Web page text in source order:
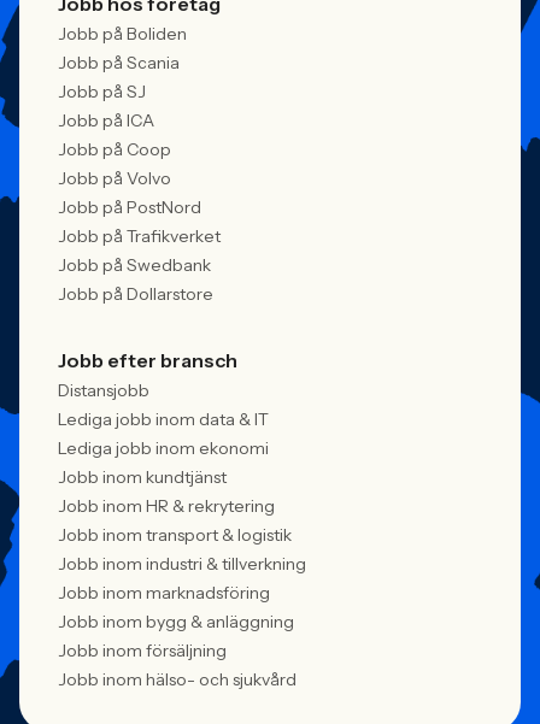
Jobb på Boliden
Jobb på Scania
Jobb på SJ
Jobb på ICA
Jobb på Coop
Jobb på Volvo
Jobb på PostNord
Jobb på Trafikverket
Jobb på Swedbank
Jobb på Dollarstore
Jobb efter bransch
Distansjobb
Lediga jobb inom data & IT
Lediga jobb inom ekonomi
Jobb inom kundtjänst
Jobb inom HR & rekrytering
Jobb inom transport & logistik
Jobb inom industri & tillverkning
Jobb inom marknadsföring
Jobb inom bygg & anläggning
Jobb inom försäljning
Jobb inom hälso- och sjukvård